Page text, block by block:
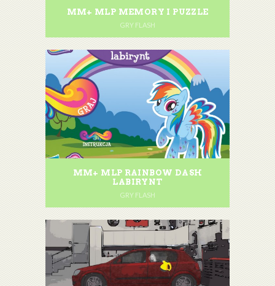
MM+ MLP MEMORY I PUZZLE
GRY FLASH
MM+ MLP RAINBOW DASH
LABIRYNT
GRY FLASH